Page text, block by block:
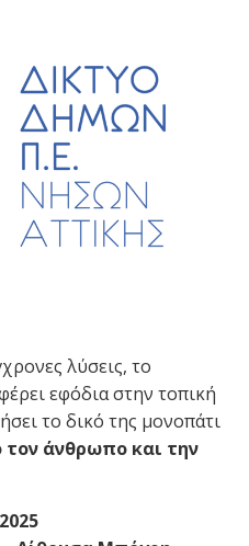
λύσεις, το
εφόδια στην τοπική
το δικό της μονοπάτι
τον άνθρωπο και την